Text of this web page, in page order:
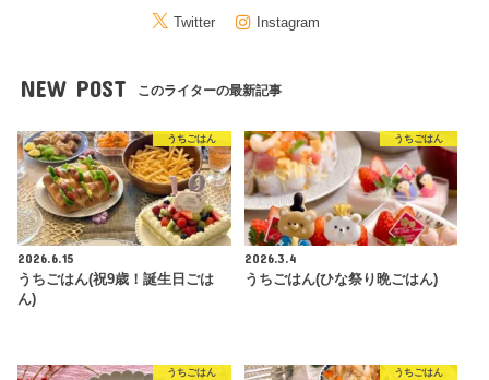
Twitter Instagram
NEW POST このライターの最新記事
うちごはん
2026.6.15
うちごはん(祝9歳！誕生日ごは
ん)
うちごはん
2026.3.4
うちごはん(ひな祭り晩ごはん)
うちごはん うちごはん